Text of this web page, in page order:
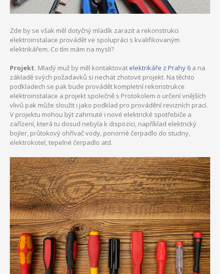
Zde by se však měl dotyčný mladík zarazit a rekonstrukci
elektroinstalace provádět ve spolupráci s kvalifikovaným
elektrikářem. Co tím mám na mysli?
Projekt. Mladý muž by měl kontaktovat elektrikáře z Prahy 6 a na
základě svých požadavků si nechat zhotovit projekt. Na těchto
podkladech se pak bude provádět kompletní rekonstrukce
elektroinstalace a projekt společně s Protokolem o určení vnějších
vlivů pak může sloužit i jako podklad pro provádění revizních prací.
V projektu mohou být zahrnuté i nové elektrické spotřebiče a
zařízení, která tu dosud nebyla k dispozici, například elektrický
bojler, průtokový ohřívač vody, ponorné čerpadlo do studny,
elektrokotel, tepelné čerpadlo atd.